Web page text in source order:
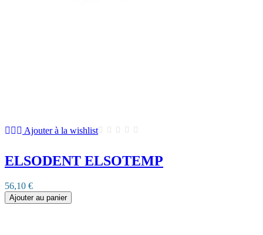
Ajouter à la wishlist
ELSODENT ELSOTEMP
56,10 €
Ajouter au panier